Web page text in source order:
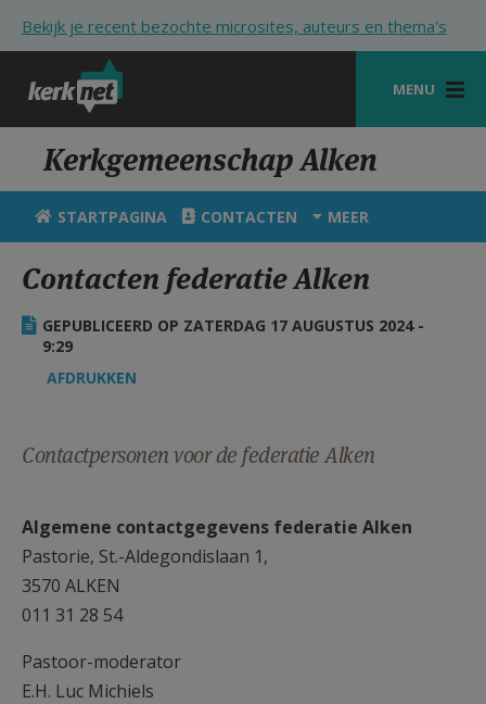
Bekijk je recent bezochte microsites, auteurs en thema's
MENU
STARTPAGINA
KERK
VIERINGEN
SHOP
ZOEKEN
HULP
MIJN PAROCHIE
Kerkgemeenschap Alken
STARTPAGINA CONTACTEN MEER
Contacten federatie Alken
GEPUBLICEERD OP ZATERDAG 17 AUGUSTUS 2024 -
9:29
AFDRUKKEN
Contactpersonen voor de federatie Alken
Algemene contactgegevens federatie Alken
Pastorie, St.-Aldegondislaan 1,
3570 ALKEN
011 31 28 54
Pastoor-moderator
E.H. Luc Michiels